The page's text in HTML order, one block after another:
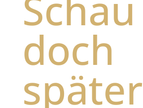
doch
später